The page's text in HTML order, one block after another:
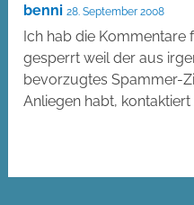
benni 28. September 2008
Ich hab die Kommentare
gesperrt weil der aus
bevorzugtes Spammer-
Anliegen habt,